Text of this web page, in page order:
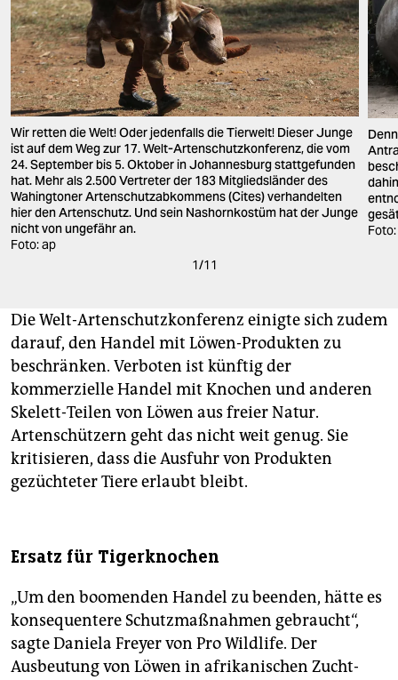
Wir retten die Welt! Oder jedenfalls die Tierwelt! Dieser Junge
ist auf dem Weg zur 17. Welt-Artenschutzkonferenz, die vom
24. September bis 5. Oktober in Johannesburg stattgefunden
hat. Mehr als 2.500 Vertreter der 183 Mitgliedsländer des
Wahingtoner Artenschutzabkommens (Cites) verhandelten
hier den Artenschutz. Und sein Nashornkostüm hat der Junge
nicht von ungefähr an.
Foto: ap
1/11
Die Welt-Artenschutzkonferenz einigte sich zudem
darauf, den Handel mit Löwen-Produkten zu
beschränken. Verboten ist künftig der
kommerzielle Handel mit Knochen und anderen
Skelett-Teilen von Löwen aus freier Natur.
Artenschützern geht das nicht weit genug. Sie
kritisieren, dass die Ausfuhr von Produkten
gezüchteter Tiere erlaubt bleibt.
Ersatz für Tigerknochen
„Um den boomenden Handel zu beenden, hätte es
konsequentere Schutzmaßnahmen gebraucht“,
sagte Daniela Freyer von Pro Wildlife. Der
Ausbeutung von Löwen in afrikanischen Zucht-